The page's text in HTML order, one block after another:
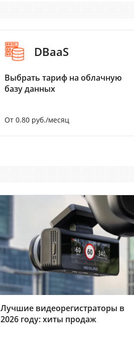
DBaaS
Выбрать тариф на облачную
базу данных
От 0.80 руб./месяц
Лучшие видеорегистраторы в
2026 году: хиты продаж